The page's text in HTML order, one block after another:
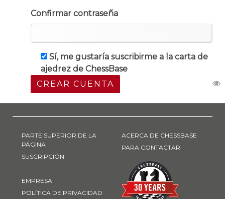
Confirmar contraseña
Sí, me gustaría suscribirme a la carta de
ajedrez de ChessBase
CREAR CUENTA
PARTE SUPERIOR DE LA
PÁGINA
SUSCRIPCIÓN
EMPRESA
POLÍTICA DE PRIVACIDAD
ACERCA DE CHESSBASE
PARA CONTACTAR